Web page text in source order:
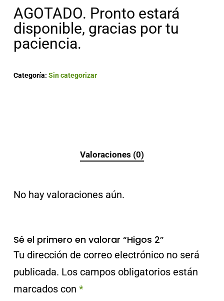
AGOTADO. Pronto estará
disponible, gracias por tu
paciencia.
Categoría: Sin categorizar
Valoraciones (0)
No hay valoraciones aún.
Sé el primero en valorar “Higos 2”
Tu dirección de correo electrónico no será
publicada. Los campos obligatorios están
marcados con *